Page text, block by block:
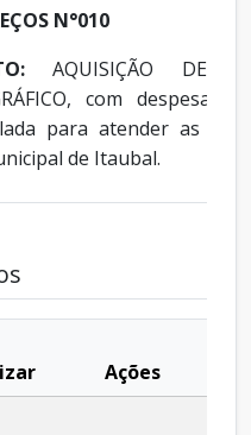
N°010
AQUISIÇÃO DE
com despesa
para atender as
de Itaubal.
Ações